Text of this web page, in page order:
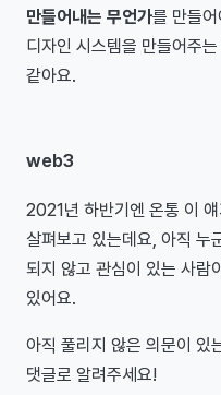
만들어내는 무언가를 만들
디자인 시스템을 만들어주
같아요.
web3
2021년 하반기엔 온통 이
살펴보고 있는데요, 아직 누
되지 않고 관심이 있는 사람
있어요.
아직 풀리지 않은 의문이 있
댓글로 알려주세요!